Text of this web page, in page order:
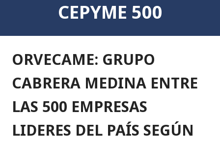
CEPYME 500
ORVECAME: GRUPO
CABRERA MEDINA ENTRE
LAS 500 EMPRESAS
LIDERES DEL PAÍS SEGÚN